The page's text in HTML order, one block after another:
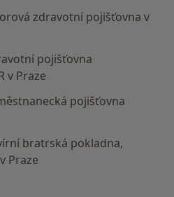
zdravotní pojišťovna v
pojišťovna
v Praze
pojišťovna
bratrská pokladna,
Praze